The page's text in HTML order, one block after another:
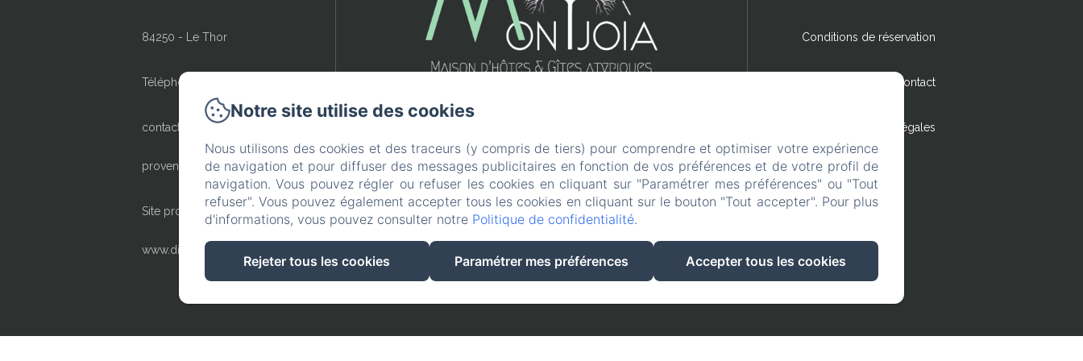
84250 - Le Thor
Téléphone: 04 90 95 74 53
contact@locations-montjoia-
provence.com
Site propulsé par
www.digitalprovence.com
Conditions de réservation
Contact
Mentions légales
Notre site utilise des cookies
Nous utilisons des cookies et des traceurs (y compris de tiers) pour comprendre et optimiser votre expérience
de navigation et pour diffuser des messages publicitaires en fonction de vos préférences et de votre profil de
navigation. Vous pouvez régler ou refuser les cookies en cliquant sur "Paramétrer mes préférences" ou "Tout
refuser". Vous pouvez également accepter tous les cookies en cliquant sur le bouton "Tout accepter". Pour plus
d'informations, vous pouvez consulter notre Politique de confidentialité.
Rejeter tous les cookies Paramétrer mes préférences Accepter tous les cookies